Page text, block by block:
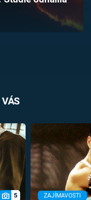
5 ZAJÍMAVOSTI